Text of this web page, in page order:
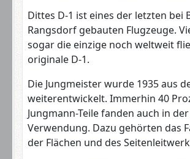
Dittes D-1 ist eines der letzten bei
Rangsdorf gebauten Flugzeuge.
sogar die einzige noch weltweit
originale D-1.
Die Jungmeister wurde 1935 aus
weiterentwickelt. Immerhin 40
Jungmann-Teile fanden auch in
Verwendung. Dazu gehörten das
der Flächen und des